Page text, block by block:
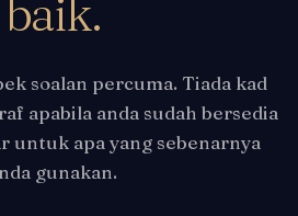
baik.
soalan percuma. Tiada kad
apabila anda sudah bersedia
untuk apa yang sebenarnya
gunakan.